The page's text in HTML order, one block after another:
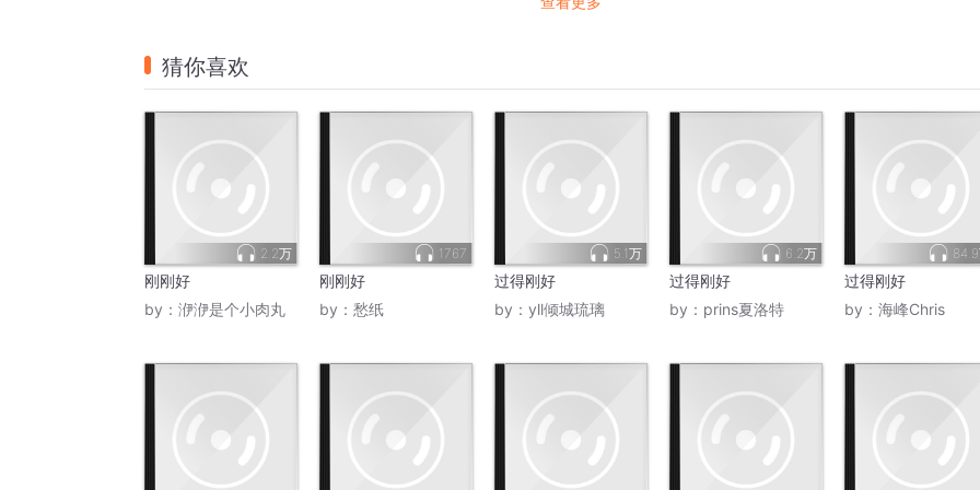
猜你喜欢
2.2万
刚刚好
by： 洢洢是个小肉丸
1767
刚刚好
by： 愁纸
5.1万
过得刚好
by： yll倾城琉璃
6.2万
过得刚好
by： prins夏洛特
过得刚好
by： 海峰Chris